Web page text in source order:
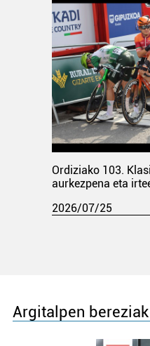
Ordiziako 103.
aurkezpena eta
2026/07/25
Argitalpen bereziak